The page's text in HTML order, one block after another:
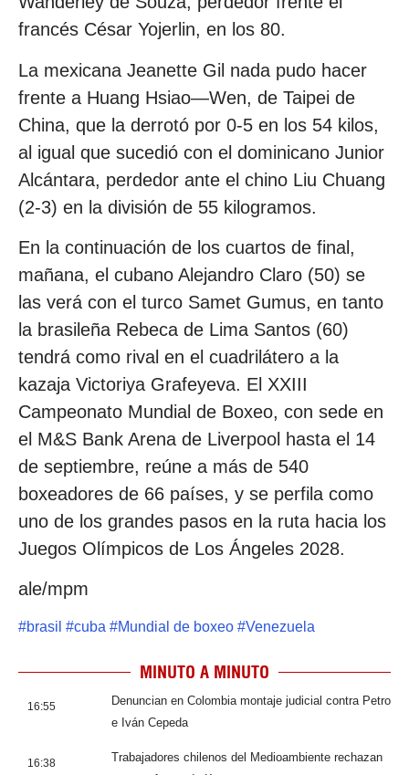
francés César Yojerlin, en los 80.
La mexicana Jeanette Gil nada pudo hacer
frente a Huang Hsiao—Wen, de Taipei de
China, que la derrotó por 0-5 en los 54 kilos,
al igual que sucedió con el dominicano Junior
Alcántara, perdedor ante el chino Liu Chuang
(2-3) en la división de 55 kilogramos.
En la continuación de los cuartos de final,
mañana, el cubano Alejandro Claro (50) se
las verá con el turco Samet Gumus, en tanto
la brasileña Rebeca de Lima Santos (60)
tendrá como rival en el cuadrilátero a la
kazaja Victoriya Grafeyeva. El XXIII
Campeonato Mundial de Boxeo, con sede en
el M&S Bank Arena de Liverpool hasta el 14
de septiembre, reúne a más de 540
boxeadores de 66 países, y se perfila como
uno de los grandes pasos en la ruta hacia los
Juegos Olímpicos de Los Ángeles 2028.
ale/mpm
#brasil #cuba #Mundial de boxeo #Venezuela
MINUTO A MINUTO
16:55
Denuncian en Colombia montaje judicial contra Petro
e Iván Cepeda
16:38
Trabajadores chilenos del Medioambiente rechazan